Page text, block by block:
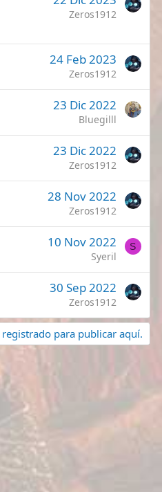
Zeros1912
24 Feb 2023
Zeros1912
23 Dic 2022
Bluegilll
23 Dic 2022
Zeros1912
28 Nov 2022
Zeros1912
10 Nov 2022
Syeril
S
30 Sep 2022
Zeros1912
para publicar aquí.